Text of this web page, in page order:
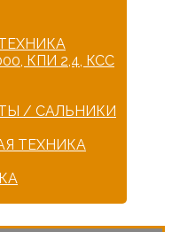
КПИ 2,4, КСС
/ САЛЬНИКИ
ТЕХНИКА